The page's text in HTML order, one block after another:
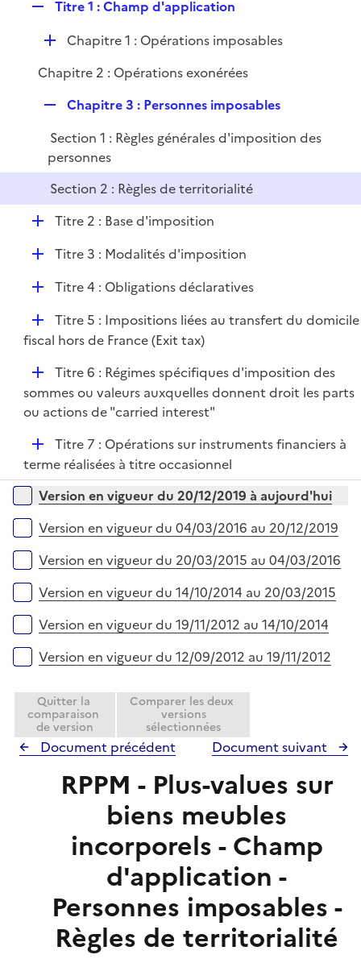
p
e
p
l
i
e
Titre 1 : Champ d'application
D
p
e
r
Chapitre 1 : Opérations imposables
Chapitre 2 : Opérations exonérées
p
l
e
r
Chapitre 3 : Personnes imposables
Section 1 : Règles générales d'imposition des
personnes
Section 2 : Règles de territorialité
D
r
Titre 2 : Base d'imposition
D
e
Titre 3 : Modalités d'imposition
D
l
r
Titre 4 : Obligations déclaratives
D
é
i
e
Titre 5 : Impositions liées au transfert du domicile
fiscal hors de France (Exit tax)
D
é
p
e
r
Titre 6 : Régimes spécifiques d'imposition des
sommes ou valeurs auxquelles donnent droit les parts
ou actions de "carried interest"
D
é
p
l
i
e
r
Titre 7 : Opérations sur instruments financiers à
terme réalisées à titre occasionnel
Versions sur la période
Version en vigueur du 20/12/2019 à aujourd'hui
Version en vigueur du 04/03/2016 au 20/12/2019
Version en vigueur du 20/03/2015 au 04/03/2016
Version en vigueur du 14/10/2014 au 20/03/2015
Version en vigueur du 19/11/2012 au 14/10/2014
Version en vigueur du 12/09/2012 au 19/11/2012
Quitter la
comparaison
de version
Comparer les deux
versions
sélectionnées
Document précédent Document suivant
RPPM - Plus-values sur
biens meubles
incorporels - Champ
d'application -
Personnes imposables -
Règles de territorialité